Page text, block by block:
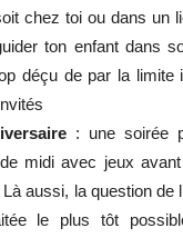
chez toi ou dans un
ton enfant dans
déçu de par la limite
: une soirée
midi avec jeux
aussi, la question de
le plus tôt